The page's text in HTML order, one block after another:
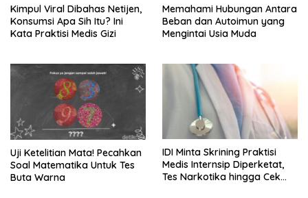
Kimpul Viral Dibahas Netijen,
Konsumsi Apa Sih Itu? Ini
Kata Praktisi Medis Gizi
Memahami Hubungan Antara
Beban dan Autoimun yang
Mengintai Usia Muda
Uji Ketelitian Mata! Pecahkan
Soal Matematika Untuk Tes
Buta Warna
IDI Minta Skrining Praktisi
Medis Internsip Diperketat,
Tes Narkotika hingga Cek